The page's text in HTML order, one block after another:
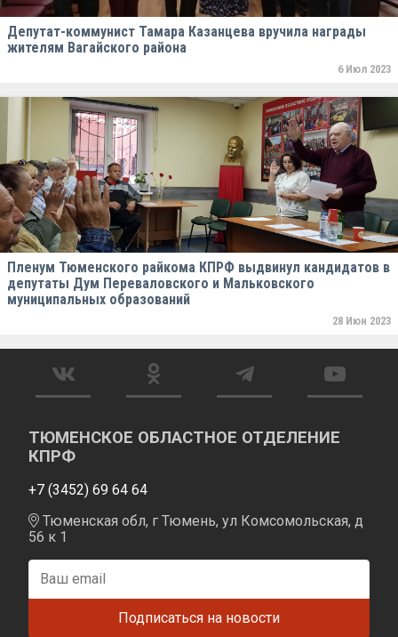
Депутат-коммунист Тамара Казанцева вручила награды
жителям Вагайского района
6 Июл 2023
Пленум Тюменского райкома КПРФ выдвинул кандидатов в
депутаты Дум Переваловского и Мальковского
муниципальных образований
28 Июн 2023
ТЮМЕНСКОЕ ОБЛАСТНОЕ ОТДЕЛЕНИЕ
КПРФ
+7 (3452) 69 64 64
Тюменская обл, г Тюмень, ул Комсомольская, д
56 к 1